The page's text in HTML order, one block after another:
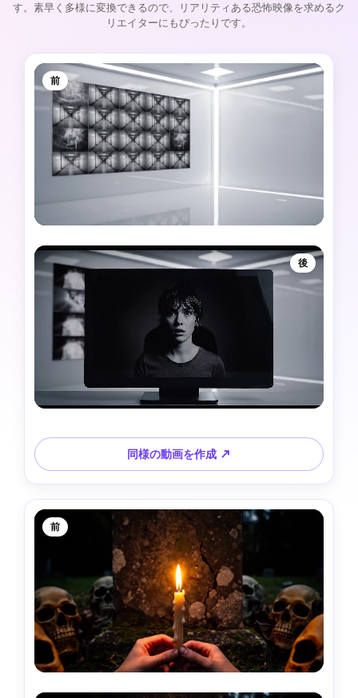
す。素早く多様に変換できるので、リアリティある恐怖映像を求めるク
リエイターにもぴったりです。
前
後
同様の動画を作成 ↗
前